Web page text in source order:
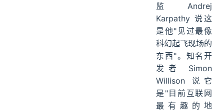
监 Andrej
Karpathy 说这
是他"见过最像
科幻起飞现场的
东西"。知名开
发者 Simon
Willison 说它
是"目前互联网
最有趣的地